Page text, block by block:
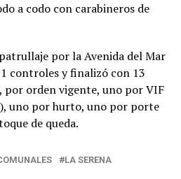
a codo con carabineros de
por la Avenida del Mar
controles y finalizó con 13
por orden vigente, uno por VIF
uno por hurto, uno por porte
de queda.
LA SERENA